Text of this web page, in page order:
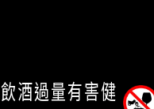
飲酒過量有害健